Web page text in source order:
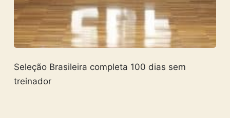
Seleção Brasileira completa 100 dias sem
treinador